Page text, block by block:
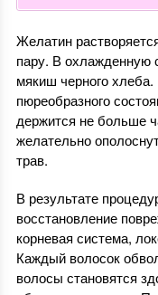
Желатин
пару. В охлажденную
мякиш черного
пюреобразного
держится не больше
желательно
трав.
В результате
восстановление
корневая система,
Каждый волосок
волосы становятся